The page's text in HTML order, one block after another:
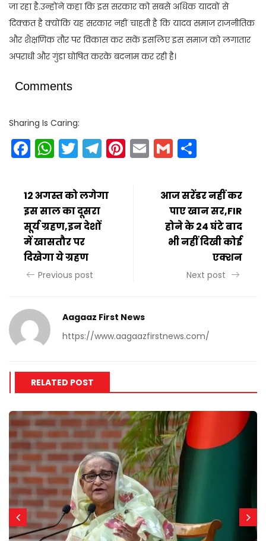
जा रहा है.उन्होंने कहा कि इस सरकार को सबसे अधिक यादवों से
दिक्कत है क्योंकि यह सरकार नहीं चाहती है कि यादव समाज राजनीतिक
और शैक्षणिक तौर पर विकास कर सकें इसलिए इस समाज को लगातार
अपराधी और गुंडा घोषित करके बदनाम कर रही है।
Comments
Sharing Is Caring:
Facebook
WhatsApp
Twitter
Telegram
Pinterest
EmailGmail
12 अगस्त को लगेगा
इस साल का दूसरा
सूर्य ग्रहण,इन देशों
में खासतौर पर
दिखेगा ये ग्रहण
Previous post
आज सरेंडर नहीं कर
पाए खान सर,FIR
होने के 24 घंटे बाद
भी नहीं दिखी कोई
एक्शन
Next post
Aagaaz First News
https://www.aagaazfirstnews.com/
RELATED POST